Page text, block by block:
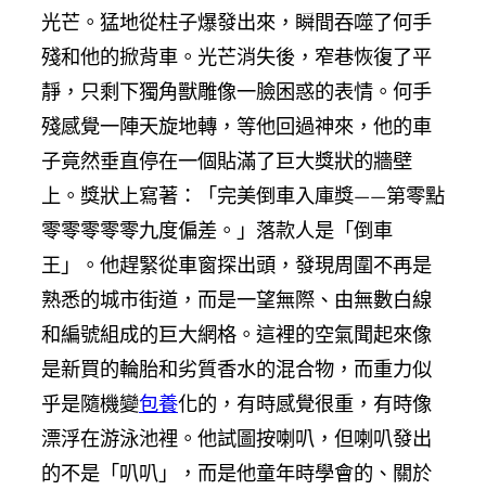
光芒。猛地從柱子爆發出來，瞬間吞噬了何手
殘和他的掀背車。光芒消失後，窄巷恢復了平
靜，只剩下獨角獸雕像一臉困惑的表情。何手
殘感覺一陣天旋地轉，等他回過神來，他的車
子竟然垂直停在一個貼滿了巨大獎狀的牆壁
上。獎狀上寫著：「完美倒車入庫獎——第零點
零零零零零九度偏差。」落款人是「倒車
王」。他趕緊從車窗探出頭，發現周圍不再是
熟悉的城市街道，而是一望無際、由無數白線
和編號組成的巨大網格。這裡的空氣聞起來像
是新買的輪胎和劣質香水的混合物，而重力似
乎是隨機變包養化的，有時感覺很重，有時像
漂浮在游泳池裡。他試圖按喇叭，但喇叭發出
的不是「叭叭」，而是他童年時學會的、關於